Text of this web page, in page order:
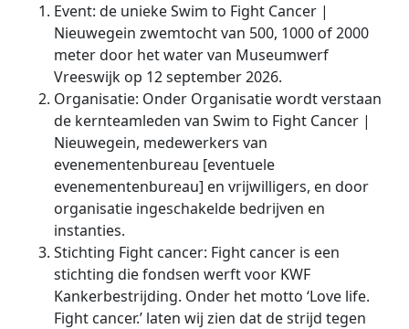
Event: de unieke Swim to Fight Cancer |
Nieuwegein zwemtocht van 500, 1000 of 2000
meter door het water van Museumwerf
Vreeswijk op 12 september 2026.
Organisatie: Onder Organisatie wordt verstaan
de kernteamleden van Swim to Fight Cancer |
Nieuwegein, medewerkers van
evenementenbureau [eventuele
evenementenbureau] en vrijwilligers, en door
organisatie ingeschakelde bedrijven en
instanties.
Stichting Fight cancer: Fight cancer is een
stichting die fondsen werft voor KWF
Kankerbestrijding. Onder het motto ‘Love life.
Fight cancer.’ laten wij zien dat de strijd tegen